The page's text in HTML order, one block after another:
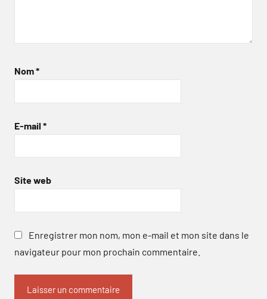
Nom*
E-mail *
Site web
Enregistrer mon nom, mon e-mail et mon site dans le
navigateur pour mon prochain commentaire.